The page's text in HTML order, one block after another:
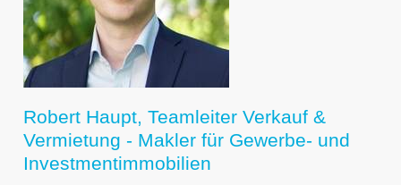
Robert Haupt, Teamleiter Verkauf &
Vermietung - Makler für Gewerbe- und
Investmentimmobilien